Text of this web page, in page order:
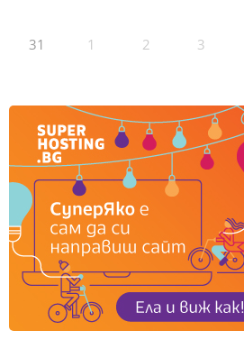
31 1 2 3